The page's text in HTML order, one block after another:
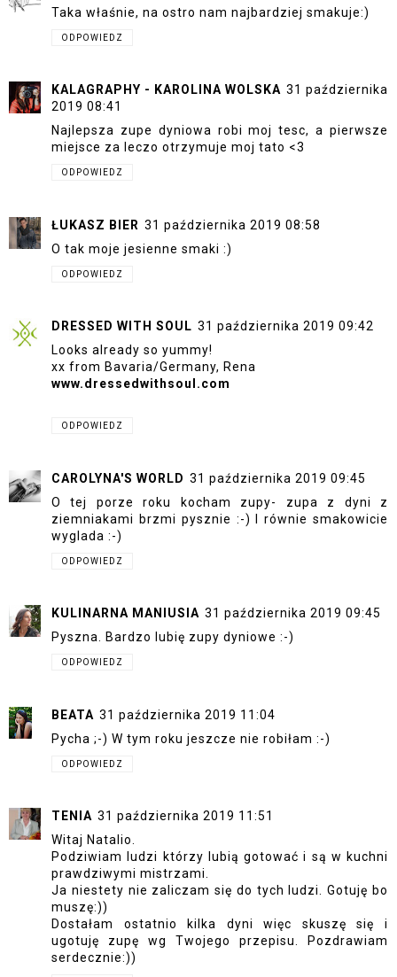
Taka właśnie, na ostro nam najbardziej smakuje:)
ODPOWIEDZ
KALAGRAPHY - KAROLINA WOLSKA 31 października
2019 08:41
Najlepsza zupe dyniowa robi moj tesc, a pierwsze
miejsce za leczo otrzymuje moj tato <3
ODPOWIEDZ
ŁUKASZ BIER 31 października 2019 08:58
O tak moje jesienne smaki :)
ODPOWIEDZ
DRESSED WITH SOUL 31 października 2019 09:42
Looks already so yummy!
xx from Bavaria/Germany, Rena
www.dressedwithsoul.com
ODPOWIEDZ
CAROLYNA'S WORLD 31 października 2019 09:45
O tej porze roku kocham zupy- zupa z dyni z
ziemniakami brzmi pysznie :-) I równie smakowicie
wyglada :-)
ODPOWIEDZ
KULINARNA MANIUSIA 31 października 2019 09:45
Pyszna. Bardzo lubię zupy dyniowe :-)
ODPOWIEDZ
BEATA 31 października 2019 11:04
Pycha ;-) W tym roku jeszcze nie robiłam :-)
ODPOWIEDZ
TENIA 31 października 2019 11:51
Witaj Natalio.
Podziwiam ludzi którzy lubią gotować i są w kuchni
prawdziwymi mistrzami.
Ja niestety nie zaliczam się do tych ludzi. Gotuję bo
muszę:))
Dostałam ostatnio kilka dyni więc skuszę się i
ugotuję zupę wg Twojego przepisu. Pozdrawiam
serdecznie:))